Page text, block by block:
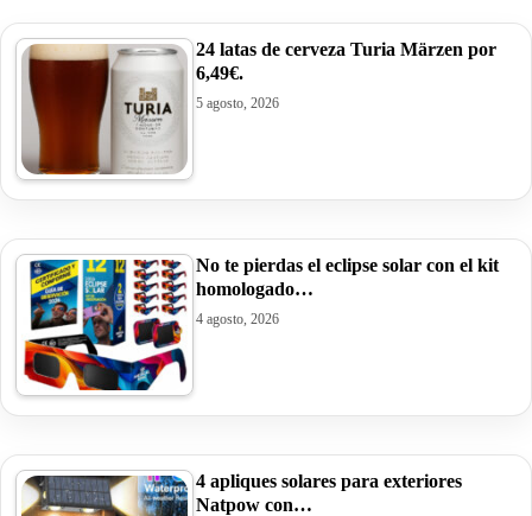
24 latas de cerveza Turia Märzen por
6,49€.
5 agosto, 2026
No te pierdas el eclipse solar con el kit
homologado…
4 agosto, 2026
4 apliques solares para exteriores
Natpow con…